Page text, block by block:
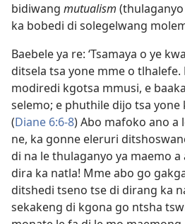
bidiwang mutualism
ka bobedi di solegelwang
Baebele ya re: ‘Tsamaya o ye
ditsela tsa yone mme o tlhalefe.
modiredi kgotsa mmusi, e
selemo; e phuthile dijo tsa yone
(Diane 6:6-8) Abo mafoko ano a
ne, ka gonne eleruri
di na le thulaganyo ya maemo
dira ka natla! Mme abo go
ditshedi tseno tse di dirang ka
sekakeng di kgona go ntsha